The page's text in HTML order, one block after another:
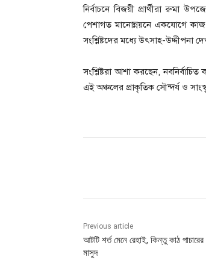
নির্বাচনে বিজয়ী প্রার্থীরা রুমা
পেশাগত মানোন্নয়নে একযোগে কাজ
সংশ্লিষ্টদের মধ্যে উৎসাহ-উদ্দীপনা
সংশ্লিষ্টরা আশা করছেন,
এই অঞ্চলের প্রাকৃতিক সৌন্দর্য ও
Previous article
আটটি শর্ত মেনে রেহাই, কিন্তু কাঠ
মাসুদ